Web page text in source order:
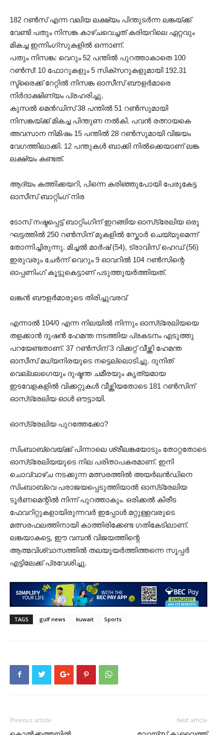
​182 റൺസ് എന്ന വലിയ ലക്ഷ്യം പിന്തുടർന്ന ലങ്കയ്ക്ക്
വേണ്ടി പതും നിസങ്ക കാഴ്ചവെച്ചത് കരിയറിലെ ഏറ്റവും
മികച്ച ഇന്നിംഗ്സുകളിൽ ഒന്നാണ്.
​പതും നിസങ്ക: വെറും 52 പന്തിൽ പുറത്താകാതെ 100
റൺസ്! 10 ഫോറുകളും 5 സിക്സറുകളുമായി 192.31
സ്ട്രൈക്ക് റേറ്റിൽ നിസങ്ക ഓസീസ് ബൗളർമാരെ
നിർദാക്ഷിണ്യം പ്രഹരിച്ചു.
​കുസൽ മെൻഡിസ് 38 പന്തിൽ 51 റൺസുമായി
നിസങ്കയ്ക്ക് മികച്ച പിന്തുണ നൽകി. ​പവൻ രത്നായകെ
അവസാന നിമിഷം 15 പന്തിൽ 28 റൺസുമായി വിജയം
വേഗത്തിലാക്കി. 12 പന്തുകൾ ബാക്കി നിൽക്കെയാണ് ലങ്ക
ലക്ഷ്യം കണ്ടത്.
​ആദ്യം കത്തിക്കയറി, പിന്നെ കരിഞ്ഞുപോയി പേരുകേട്ട
ഓസീസ് ബാറ്റിംഗ് നിര
​ടോസ് നഷ്ടപ്പെട്ട് ബാറ്റിംഗിന് ഇറങ്ങിയ ഓസ്‌ട്രേലിയ ഒരു
ഘട്ടത്തിൽ 250 റൺസിന് മുകളിൽ സ്കോർ ചെയ്യുമെന്ന്
തോന്നിച്ചിരുന്നു. ​മിച്ചൽ മാർഷ് (54), ട്രാവിസ് ഹെഡ് (56)
ഇരുവരും ചേർന്ന് വെറും 9 ഓവറിൽ 104 റൺസിന്റെ
ഓപ്പണിംഗ് കൂട്ടുകെട്ടാണ് പടുത്തുയർത്തിയത്.
​ലങ്കൻ ബൗളർമാരുടെ തിരിച്ചുവരവ്
എന്നാൽ 104/0 എന്ന നിലയിൽ നിന്നും ഓസ്‌ട്രേലിയയെ
തളക്കാൻ ദുഷൻ ഹേമന്ത നടത്തിയ പ്രകടനം എടുത്തു
പറയേണ്ടതാണ്. 37 റൺസിന് 3 വിക്കറ്റ് വീഴ്ത്തി ഹേമന്ത
ഓസീസ് മധ്യനിരയുടെ നട്ടെല്ലൊടിച്ചു. ദുനിത്
വെല്ലലഗെയും ദുഷ്മന്ത ചമീരയും കൃത്യമായ
ഇടവേളകളിൽ വിക്കറ്റുകൾ വീഴ്ത്തിയതോടെ 181 റൺസിന്
ഓസ്‌ട്രേലിയ ഓൾ ഔട്ടായി.
​ഓസ്‌ട്രേലിയ പുറത്തേക്കോ?
​സിംബാബ്‌വെയ്ക്ക് പിന്നാലെ ശ്രീലങ്കയോടും തോറ്റതോടെ
ഓസ്‌ട്രേലിയയുടെ നില പരിതാപകരമാണ്. ഇനി
ചൊവ്വാഴ്ച നടക്കുന്ന മത്സരത്തിൽ അയർലൻഡിനെ
സിംബാബ്‌വെ പരാജയപ്പെടുത്തിയാൽ ഓസ്‌ട്രേലിയ
ടൂർണമെന്റിൽ നിന്ന് പുറത്താകും. ഒരിക്കൽ കിരീട
ഫേവറിറ്റുകളായിരുന്നവർ ഇപ്പോൾ മറ്റുള്ളവരുടെ
മത്സരഫലത്തിനായി കാത്തിരിക്കേണ്ട ഗതികേടിലാണ്.
​ലങ്കയാകട്ടെ, ഈ വമ്പൻ വിജയത്തിന്റെ
ആത്മവിശ്വാസത്തിൽ തലയുയർത്തിത്തന്നെ സൂപ്പർ
എട്ടിലേക്ക് പ്രവേശിച്ചു.
TAGS gulf news kuwait Sports
Previous article Next article